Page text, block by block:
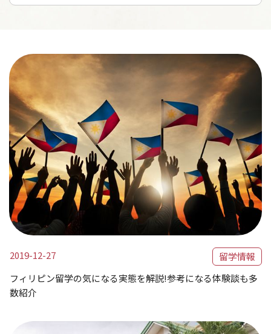
2019-12-27
留学情報
フィリピン留学の気になる実態を解説!参考になる体験談も多
数紹介